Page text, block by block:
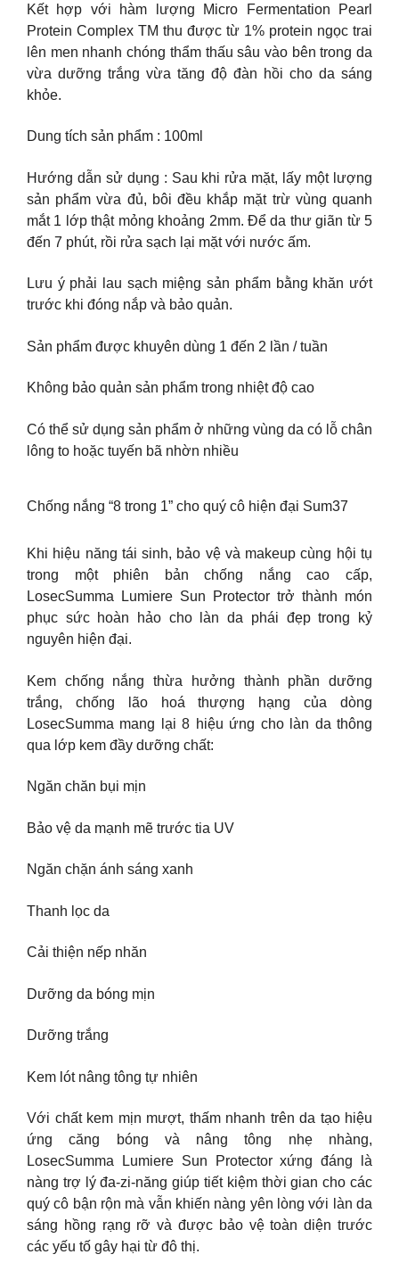
Kết hợp với hàm lượng Micro Fermentation Pearl
Protein Complex TM thu được từ 1% protein ngọc trai
lên men nhanh chóng thẩm thấu sâu vào bên trong da
vừa dưỡng trắng vừa tăng độ đàn hồi cho da sáng
khỏe.
Dung tích sản phẩm : 100ml
Hướng dẫn sử dụng : Sau khi rửa mặt, lấy một lượng
sản phẩm vừa đủ, bôi đều khắp mặt trừ vùng quanh
mắt 1 lớp thật mỏng khoảng 2mm. Để da thư giãn từ 5
đến 7 phút, rồi rửa sạch lại mặt với nước ấm.
Lưu ý phải lau sạch miệng sản phẩm bằng khăn ướt
trước khi đóng nắp và bảo quản.
Sản phẩm được khuyên dùng 1 đến 2 lần / tuần
Không bảo quản sản phẩm trong nhiệt độ cao
Có thể sử dụng sản phẩm ở những vùng da có lỗ chân
lông to hoặc tuyến bã nhờn nhiều
Chống nắng “8 trong 1” cho quý cô hiện đại Sum37
Khi hiệu năng tái sinh, bảo vệ và makeup cùng hội tụ
trong một phiên bản chống nắng cao cấp,
LosecSumma Lumiere Sun Protector trở thành món
phục sức hoàn hảo cho làn da phái đẹp trong kỷ
nguyên hiện đại.
Kem chống nắng thừa hưởng thành phần dưỡng
trắng, chống lão hoá thượng hạng của dòng
LosecSumma mang lại 8 hiệu ứng cho làn da thông
qua lớp kem đầy dưỡng chất:
Ngăn chăn bụi mịn
Bảo vệ da mạnh mẽ trước tia UV
Ngăn chặn ánh sáng xanh
Thanh lọc da
Cải thiện nếp nhăn
Dưỡng da bóng mịn
Dưỡng trắng
Kem lót nâng tông tự nhiên
Với chất kem mịn mượt, thấm nhanh trên da tạo hiệu
ứng căng bóng và nâng tông nhẹ nhàng,
LosecSumma Lumiere Sun Protector xứng đáng là
nàng trợ lý đa-zi-năng giúp tiết kiệm thời gian cho các
quý cô bận rộn mà vẫn khiến nàng yên lòng với làn da
sáng hồng rạng rỡ và được bảo vệ toàn diện trước
các yếu tố gây hại từ đô thị.